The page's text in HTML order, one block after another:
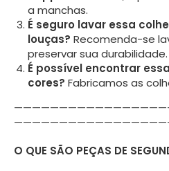
a manchas.
É seguro lavar essa
louças? Recomenda-se
preservar sua durabilidade.
É possível encontrar
cores? Fabricamos as
O QUE SÃO PEÇAS DE